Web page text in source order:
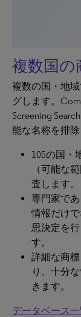
複数国の
複数の国・地
グします。
Screening
能な名称を排
105の国・
（可能な
査します。
専門家で
情報だけ
思決定を
す。
詳細な商
り、十分
きます。
データベース